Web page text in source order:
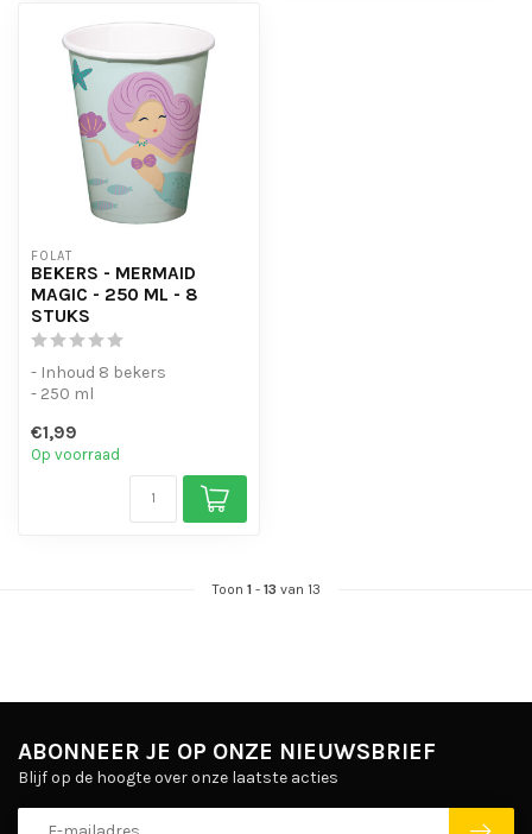
FOLAT
BEKERS - MERMAID
MAGIC - 250 ML - 8
STUKS
- Inhoud 8 bekers
- 250 ml
€1,99
Op voorraad
Toon 1- 13 van 13
ABONNEER JE OP ONZE NIEUWSBRIEF
Blijf op de hoogte over onze laatste acties